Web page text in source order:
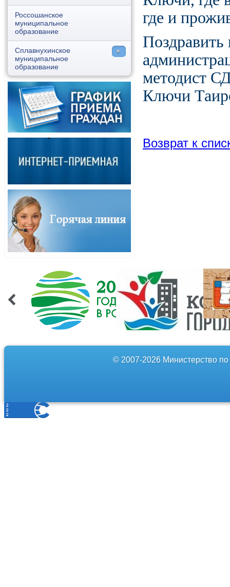
где и
методист
Ключи
Возврат к
Рогаткино
Гусево
Кубасово
Клубково
Россошанское
муниципальное
образование
Сплавнухинское
муниципальное
образование
декларации
© 2007-2026 Министерство